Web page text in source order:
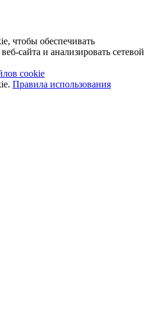
чтобы обеспечивать
сайта и анализировать сетевой
cookie
Правила использования